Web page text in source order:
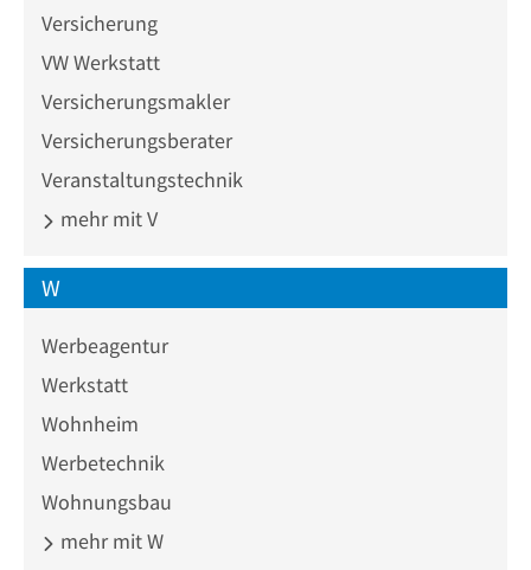
Versicherung
VW Werkstatt
Versicherungsmakler
Versicherungsberater
Veranstaltungstechnik
mehr mit V
W
Werbeagentur
Werkstatt
Wohnheim
Werbetechnik
Wohnungsbau
mehr mit W